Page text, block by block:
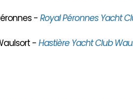
- Royal Péronnes Yacht
- Hastière Yacht Club